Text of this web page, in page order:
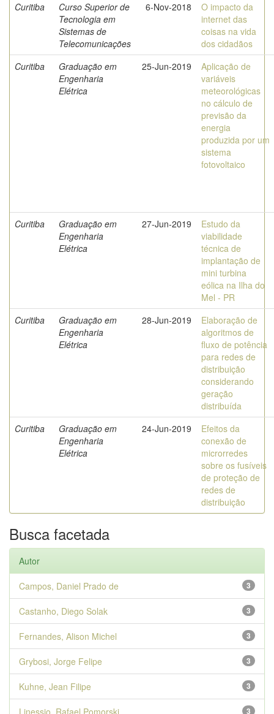
Curitiba
Curso Superior de
Tecnologia em
Sistemas de
Telecomunicações
6-Nov-2018
O impacto da
internet das
coisas na vida
dos cidadãos
Curitiba
Graduação em
Engenharia
Elétrica
25-Jun-2019
Aplicação de
variáveis
meteorológicas
no cálculo de
previsão da
energia
produzida por um
sistema
fotovoltaico
Curitiba
Graduação em
Engenharia
Elétrica
27-Jun-2019
Estudo da
viabilidade
técnica de
implantação de
mini turbina
eólica na Ilha do
Mel - PR
Curitiba
Graduação em
Engenharia
Elétrica
28-Jun-2019
Elaboração de
algoritmos de
fluxo de potência
para redes de
distribuição
considerando
geração
distribuída
Curitiba
Graduação em
Engenharia
Elétrica
24-Jun-2019
Efeitos da
conexão de
microrredes
sobre os fusíveis
de proteção de
redes de
distribuição
Busca facetada
Autor
3
Campos, Daniel Prado de
3
Castanho, Diego Solak
3
Fernandes, Alison Michel
3
Grybosi, Jorge Felipe
3
Kuhne, Jean Filipe
3
Linessio, Rafael Pomorski